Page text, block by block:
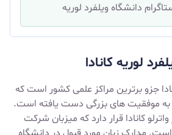
دانشگاه ویلفرد لوریه
لوریه کانادا
جزو برترین مراکز علمی کشور است که
بیش از ۱۰۰ سال به موفقیت های بزرگی دست یافته است.
کانادا قرار دارد که میزبان شرکت